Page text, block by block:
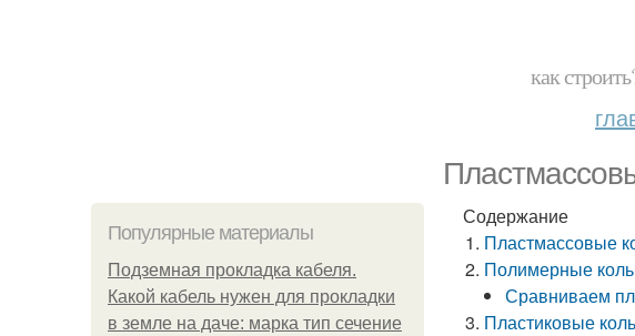
как
Популярные материалы
Подземная прокладка кабеля.
Какой кабель нужен для прокладки
в земле на даче: марка тип сечение
Содержание
Пластмассовые
Полимерные
Сравниваем
Пластиковые